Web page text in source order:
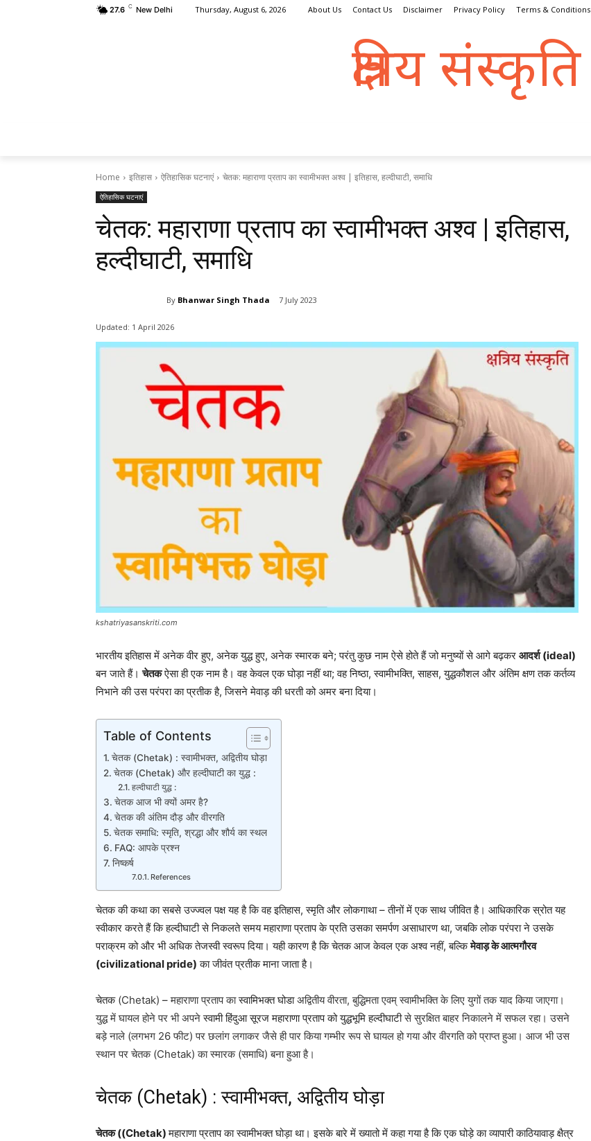
27.6 C New Delhi Thursday, August 6, 2026 About Us Contact Us Disclaimer Privacy Policy Terms & Conditions
क्षत्रिय संस्कृति
Home इतिहास ऐतिहासिक घटनाएं चेतक: महाराणा प्रताप का स्वामीभक्त अश्व | इतिहास, हल्दीघाटी, समाधि
ऐतिहासिक घटनाएं
चेतक: महाराणा प्रताप का स्वामीभक्त अश्व | इतिहास,
हल्दीघाटी, समाधि
By Bhanwar Singh Thada 7 July 2023
Updated: 1 April 2026
kshatriyasanskriti.com
भारतीय इतिहास में अनेक वीर हुए, अनेक युद्ध हुए, अनेक स्मारक बने; परंतु कुछ नाम ऐसे होते हैं जो मनुष्यों से आगे बढ़कर आदर्श (ideal)
बन जाते हैं।चेतकऐसा ही एक नाम है। वह केवल एक घोड़ा नहीं था; वह निष्ठा, स्वामीभक्ति, साहस, युद्धकौशल और अंतिम क्षण तक कर्तव्य
निभाने की उस परंपरा का प्रतीक है, जिसने मेवाड़ की धरती को अमर बना दिया।
Table of Contents
चेतक (Chetak) : स्वामीभक्त, अद्वितीय घोड़ा
चेतक (Chetak) और हल्दीघाटी का युद्ध :
हल्दीघाटी युद्ध :
चेतक आज भी क्यों अमर है?
चेतक की अंतिम दौड़ और वीरगति
चेतक समाधि: स्मृति, श्रद्धा और शौर्य का स्थल
FAQ: आपके प्रश्न
निष्कर्ष
References
चेतक की कथा का सबसे उज्ज्वल पक्ष यह है कि वह इतिहास, स्मृति और लोकगाथा – तीनों में एक साथ जीवित है। आधिकारिक स्रोत यह
स्वीकार करते हैं कि हल्दीघाटी से निकलते समय महाराणा प्रताप के प्रति उसका समर्पण असाधारण था, जबकि लोक परंपरा ने उसके
पराक्रम को और भी अधिक तेजस्वी स्वरूप दिया। यही कारण है कि चेतक आज केवल एक अश्व नहीं, बल्किमेवाड़ के आत्मगौरव
(civilizational pride) का जीवंत प्रतीक माना जाता है।
चेतक (Chetak) –महाराणा प्रताप कास्वामिभक्त घोडाअद्वितीय वीरता, बुद्धिमता एवम् स्वामीभक्ति के लिए युगों तक याद किया जाएगा।
युद्ध में घायल होने पर भी अपनेस्वामी हिंदुआ सूरज महाराणा प्रताप को युद्धभूमि हल्दीघाटीसे सुरक्षित बाहर निकालने में सफल रहा। उसने
बड़े नाले (लगभग 26 फीट) पर छलांग लगाकर जैसे ही पार किया गम्भीर रूप से घायल हो गया और वीरगति को प्राप्त हुआ। आज भी उस
स्थान पर चेतक (Chetak) का स्मारक (समाधि) बना हुआ है।
चेतक (Chetak) : स्वामीभक्त, अद्वितीय घोड़ा
चेतक ((Chetak)महाराणा प्रताप का स्वामीभक्त घोड़ा था। इसके बारे में ख्यातो में कहा गया है कि एक घोड़े का व्यापारी काठियावाड़ क्षैत्र